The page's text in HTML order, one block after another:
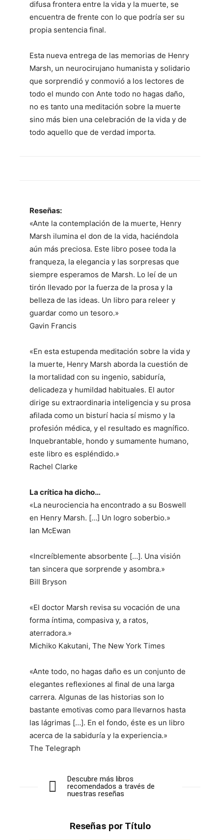
difusa frontera entre la vida y la muerte, se
encuentra de frente con lo que podría ser su
propia sentencia final.
Esta nueva entrega de las memorias de Henry
Marsh, un neurocirujano humanista y solidario
que sorprendió y conmovió a los lectores de
todo el mundo con Ante todo no hagas daño,
no es tanto una meditación sobre la muerte
sino más bien una celebración de la vida y de
todo aquello que de verdad importa.
Reseñas:
«Ante la contemplación de la muerte, Henry
Marsh ilumina el don de la vida, haciéndola
aún más preciosa. Este libro posee toda la
franqueza, la elegancia y las sorpresas que
siempre esperamos de Marsh. Lo leí de un
tirón llevado por la fuerza de la prosa y la
belleza de las ideas. Un libro para releer y
guardar como un tesoro.»
Gavin Francis
«En esta estupenda meditación sobre la vida y
la muerte, Henry Marsh aborda la cuestión de
la mortalidad con su ingenio, sabiduría,
delicadeza y humildad habituales. El autor
dirige su extraordinaria inteligencia y su prosa
afilada como un bisturí hacia sí mismo y la
profesión médica, y el resultado es magnífico.
Inquebrantable, hondo y sumamente humano,
este libro es espléndido.»
Rachel Clarke
La crítica ha dicho…
«La neurociencia ha encontrado a su Boswell
en Henry Marsh. […] Un logro soberbio.»
Ian McEwan
«Increíblemente absorbente […]. Una visión
tan sincera que sorprende y asombra.»
Bill Bryson
«El doctor Marsh revisa su vocación de una
forma íntima, compasiva y, a ratos,
aterradora.»
Michiko Kakutani, The New York Times
«Ante todo, no hagas daño es un conjunto de
elegantes reflexiones al final de una larga
carrera. Algunas de las historias son lo
bastante emotivas como para llevarnos hasta
las lágrimas […]. En el fondo, éste es un libro
acerca de la sabiduría y la experiencia.»
The Telegraph
Descubre más libros
recomendados a través de
nuestras reseñas
Reseñas por Título